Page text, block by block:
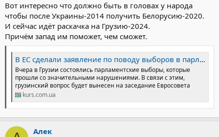
Вот интересно что должно быть в головах у народа
чтобы после Украины-2014 получить Белорусию-2020.
И сейчас идёт раскачка на Грузию-2024.
Причём запад им поможет, чем сможет.
В ЕС сделали заявление по поводу выборов в парламент Грузии - События в мире - Курс Украины
Вчера в Грузии состоялись парламентские выборы, которые
прошли со значительными нарушениями. В связи с этим,
грузинский вопрос будет вынесен на заседание Евросовета
kurs.com.ua
Алек